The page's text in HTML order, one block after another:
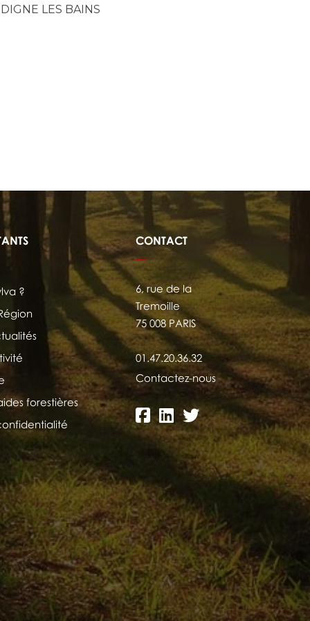
LES BAINS
?
forestières
CONTACT
6, rue de la
Tremoille
75 008 PARIS
01.47.20.36.32
Contactez-nous